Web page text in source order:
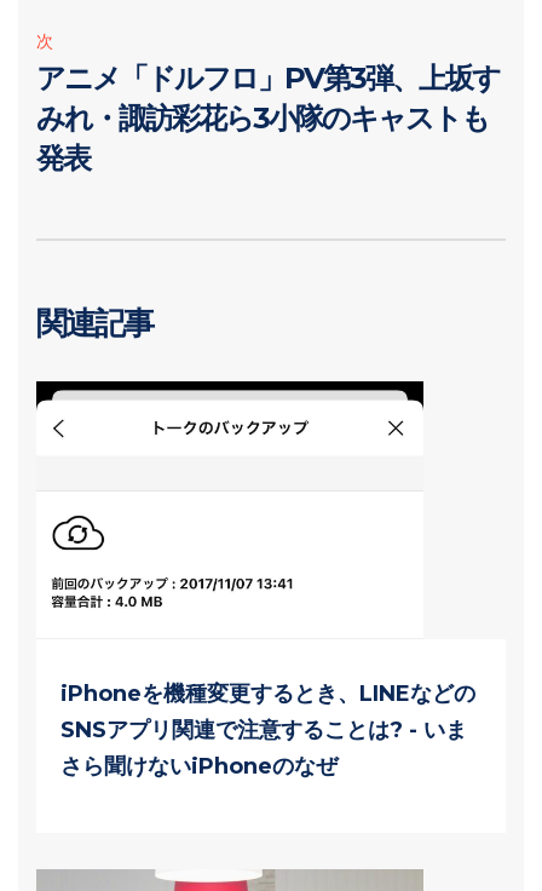
次
アニメ「ドルフロ」PV第3弾、上坂す
みれ・諏訪彩花ら3小隊のキャストも
発表
関連記事
iPhoneを機種変更するとき、LINEなどの
SNSアプリ関連で注意することは? - いま
さら聞けないiPhoneのなぜ